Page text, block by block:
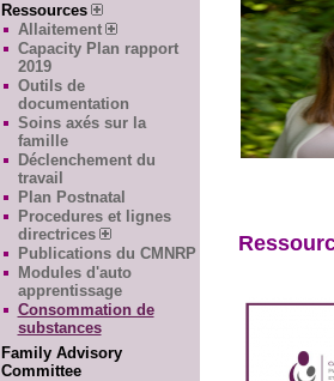
Ressources
Allaitement
Capacity Plan rapport
2019
Outils de
documentation
Soins axés sur la
famille
Déclenchement du
travail
Plan Postnatal
Procedures et lignes
directrices
Publications du CMNRP
Modules d'auto
apprentissage
Consommation de
substances
Family Advisory
Committee